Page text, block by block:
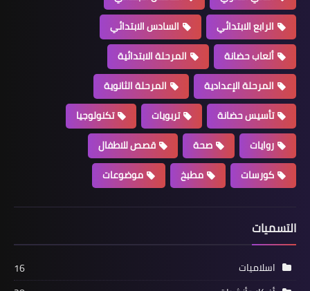
الرابع الابتدائي
السادس الابتدائي
ألعاب حضانة
المرحلة الابتدائية
المرحلة الإعدادية
المرحلة الثانوية
تأسيس حضانة
تربويات
تكنولوجيا
روايات
صحة
قصص للاطفال
كورسات
مطبخ موضوعات
التسميات
اسلاميات
16